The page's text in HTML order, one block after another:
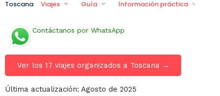
Toscana Viajes Guía Información práctica
Contáctanos por WhatsApp
Ver los 17 viajes organizados a Toscana →
Última actualización: Agosto de 2025